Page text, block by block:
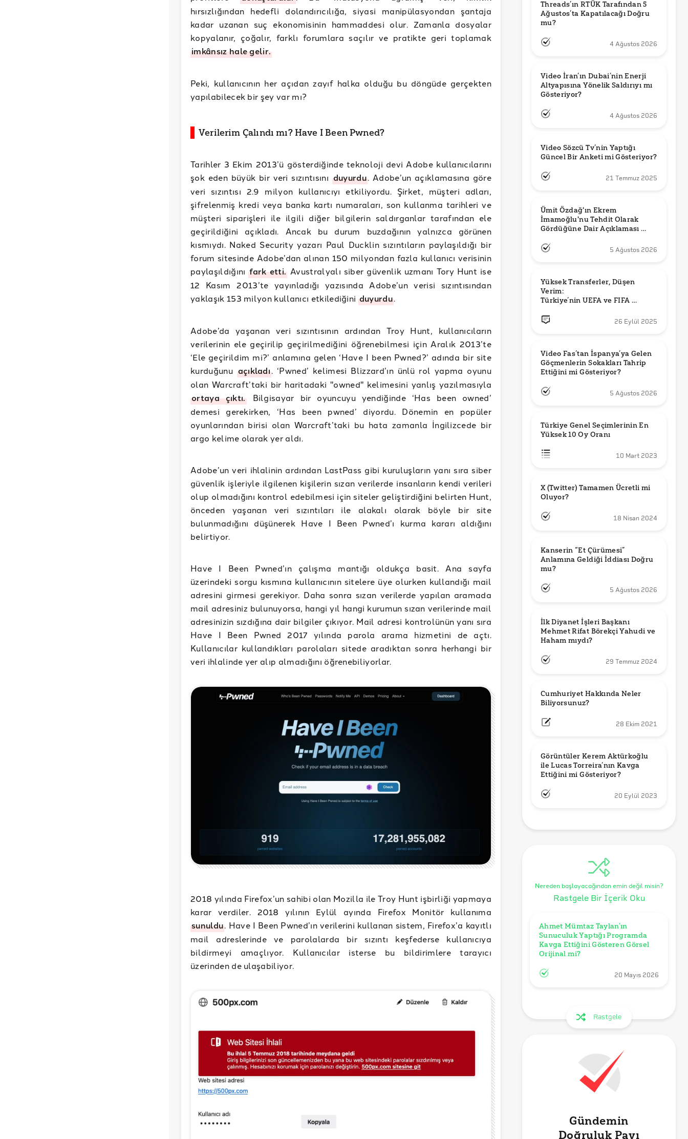
hırsızlığından hedefli dolandırıcılığa, siyasi manipülasyondan şantaja
kadar uzanan suç ekonomisinin hammaddesi olur. Zamanla dosyalar
kopyalanır, çoğalır, farklı forumlara saçılır ve pratikte geri toplamak
imkânsız hale gelir.
Peki, kullanıcının her açıdan zayıf halka olduğu bu döngüde gerçekten
yapılabilecek bir şey var mı?
Verilerim Çalındı mı? Have I Been Pwned?
Tarihler 3 Ekim 2013’ü gösterdiğinde teknoloji devi Adobe kullanıcılarını
şok eden büyük bir veri sızıntısını duyurdu. Adobe’un açıklamasına göre
veri sızıntısı 2.9 milyon kullanıcıyı etkiliyordu. Şirket, müşteri adları,
şifrelenmiş kredi veya banka kartı numaraları, son kullanma tarihleri ​​ve
müşteri siparişleri ile ilgili diğer bilgilerin saldırganlar tarafından ele
geçirildiğini açıkladı. Ancak bu durum buzdağının yalnızca görünen
kısmıydı. Naked Security yazarı Paul Ducklin sızıntıların paylaşıldığı bir
forum sitesinde Adobe’dan alınan 150 milyondan fazla kullanıcı verisinin
paylaşıldığınıfark etti. Avustralyalı siber güvenlik uzmanı Tory Hunt ise
12 Kasım 2013’te yayınladığı yazısında Adobe’un verisi sızıntısından
yaklaşık 153 milyon kullanıcı etkilediğini duyurdu.
Adobe’da yaşanan veri sızıntısının ardından Troy Hunt, kullanıcıların
verilerinin ele geçirilip geçirilmediğini öğrenebilmesi için Aralık 2013’te
‘Ele geçirildim mi?’ anlamına gelen ‘Have I been Pwned?’ adında bir site
kurduğunu açıkladı. ‘Pwned’ kelimesi Blizzard’ın ünlü rol yapma oyunu
olan Warcraft’taki bir haritadaki "owned" kelimesini yanlış yazılmasıyla
ortaya çıktı.Bilgisayar bir oyuncuyu yendiğinde ‘Has been owned’
demesi gerekirken, ‘Has been pwned’ diyordu. Dönemin en popüler
oyunlarından birisi olan Warcraft’taki bu hata zamanla İngilizcede bir
argo kelime olarak yer aldı.
Adobe’un veri ihlalinin ardından LastPass gibi kuruluşların yanı sıra siber
güvenlik işleriyle ilgilenen kişilerin sızan verilerde insanların kendi verileri
olup olmadığını kontrol edebilmesi için siteler geliştirdiğini belirten Hunt,
önceden yaşanan veri sızıntıları ile alakalı olarak böyle bir site
bulunmadığını düşünerek Have I Been Pwned’ı kurma kararı aldığını
belirtiyor.
Have I Been Pwned’ın çalışma mantığı oldukça basit. Ana sayfa
üzerindeki sorgu kısmına kullanıcının sitelere üye olurken kullandığı mail
adresini girmesi gerekiyor. Daha sonra sızan verilerde yapılan aramada
mail adresiniz bulunuyorsa, hangi yıl hangi kurumun sızan verilerinde mail
adresinizin sızdığına dair bilgiler çıkıyor. Mail adresi kontrolünün yanı sıra
Have I Been Pwned 2017 yılında parola arama hizmetini de açtı.
Kullanıcılar kullandıkları parolaları sitede aradıktan sonra herhangi bir
veri ihlalinde yer alıp almadığını öğrenebiliyorlar.
2018 yılında Firefox’un sahibi olan Mozilla ile Troy Hunt işbirliği yapmaya
karar verdiler. 2018 yılının Eylül ayında Firefox Monitör kullanıma
sunuldu. Have I Been Pwned’ın verilerini kullanan sistem, Firefox’a kayıtlı
mail adreslerinde ve parolalarda bir sızıntı keşfederse kullanıcıya
bildirmeyi amaçlıyor. Kullanıcılar isterse bu bildirimlere tarayıcı
üzerinden de ulaşabiliyor.
Threads’ın RTÜK Tarafından 5
Ağustos’ta Kapatılacağı Doğru
mu?
4 Ağustos 2026
Video İran’ın Dubai’nin Enerji
Altyapısına Yönelik Saldırıyı mı
Gösteriyor?
4 Ağustos 2026
Video Sözcü Tv’nin Yaptığı
Güncel Bir Anketi mi Gösteriyor?
21 Temmuz 2025
Ümit Özdağ'ın Ekrem
İmamoğlu'nu Tehdit Olarak
Gördüğüne Dair Açıklaması
5 Ağustos 2026
Yüksek Transferler, Düşen
Verim:
Türkiye’nin UEFA ve FIFA
26 Eylül 2025
Video Fas’tan İspanya’ya Gelen
Göçmenlerin Sokakları Tahrip
Ettiğini mi Gösteriyor?
5 Ağustos 2026
Türkiye Genel Seçimlerinin En
Yüksek 10 Oy Oranı
10 Mart 2023
X (Twitter) Tamamen Ücretli mi
Oluyor?
18 Nisan 2024
Kanserin “Et Çürümesi”
Anlamına Geldiği İddiası Doğru
mu?
5 Ağustos 2026
İlk Diyanet İşleri Başkanı
Mehmet Rifat Börekçi Yahudi ve
Haham mıydı?
29 Temmuz 2024
Cumhuriyet Hakkında Neler
Biliyorsunuz?
28 Ekim 2021
Görüntüler Kerem Aktürkoğlu
ile Lucas Torreira’nın Kavga
Ettiğini mi Gösteriyor?
20 Eylül 2023
Nereden başlayacağından emin değil misin?
Rastgele Bir İçerik Oku
Ahmet Mümtaz Taylan’ın
Sunuculuk Yaptığı Programda
Kavga Ettiğini Gösteren Görsel
Orijinal mi?
20 Mayıs 2026
Rastgele
Gündemin
Doğruluk Payı